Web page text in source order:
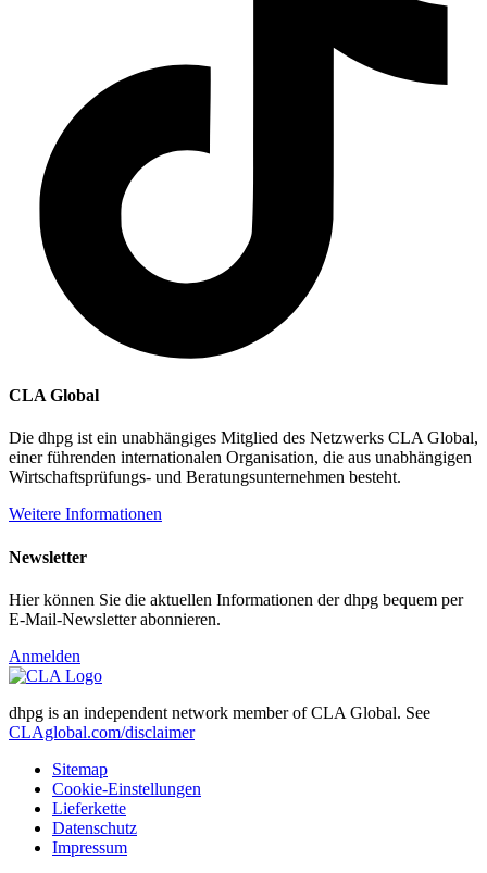
CLA Global
Die dhpg ist ein unabhängiges Mitglied des Netzwerks CLA Global,
einer führenden internationalen Organisation, die aus unabhängigen
Wirtschaftsprüfungs- und Beratungsunternehmen besteht.
Weitere Informationen
Newsletter
Hier können Sie die aktuellen Informationen der dhpg bequem per
E-Mail-Newsletter abonnieren.
Anmelden
dhpg is an independent network member of CLA Global. See
CLAglobal.com/disclaimer
Sitemap
Cookie-Einstellungen
Lieferkette
Datenschutz
Impressum